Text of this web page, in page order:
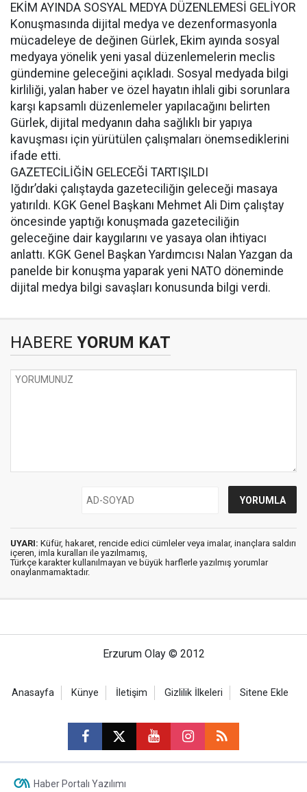
EKİM AYINDA SOSYAL MEDYA DÜZENLEMESİ GELİYOR
Konuşmasında dijital medya ve dezenformasyonla
mücadeleye de değinen Gürlek, Ekim ayında sosyal
medyaya yönelik yeni yasal düzenlemelerin meclis
gündemine geleceğini açıkladı. Sosyal medyada bilgi
kirliliği, yalan haber ve özel hayatın ihlali gibi sorunlara
karşı kapsamlı düzenlemeler yapılacağını belirten
Gürlek, dijital medyanın daha sağlıklı bir yapıya
kavuşması için yürütülen çalışmaları önemsediklerini
ifade etti.
GAZETECİLİĞİN GELECEĞİ TARTIŞILDI
Iğdır’daki çalıştayda gazeteciliğin geleceği masaya
yatırıldı. KGK Genel Başkanı Mehmet Ali Dim çalıştay
öncesinde yaptığı konuşmada gazeteciliğin
geleceğine dair kaygılarını ve yasaya olan ihtiyacı
anlattı. KGK Genel Başkan Yardımcısı Nalan Yazgan da
panelde bir konuşma yaparak yeni NATO döneminde
dijital medya bilgi savaşları konusunda bilgi verdi.
HABERE YORUM KAT
UYARI: Küfür, hakaret, rencide edici cümleler veya imalar, inançlara saldırı
içeren, imla kuralları ile yazılmamış,
Türkçe karakter kullanılmayan ve büyük harflerle yazılmış yorumlar
onaylanmamaktadır.
Erzurum Olay © 2012
Anasayfa Künye İletişim Gizlilik İlkeleri Sitene Ekle
Haber Portalı Yazılımı